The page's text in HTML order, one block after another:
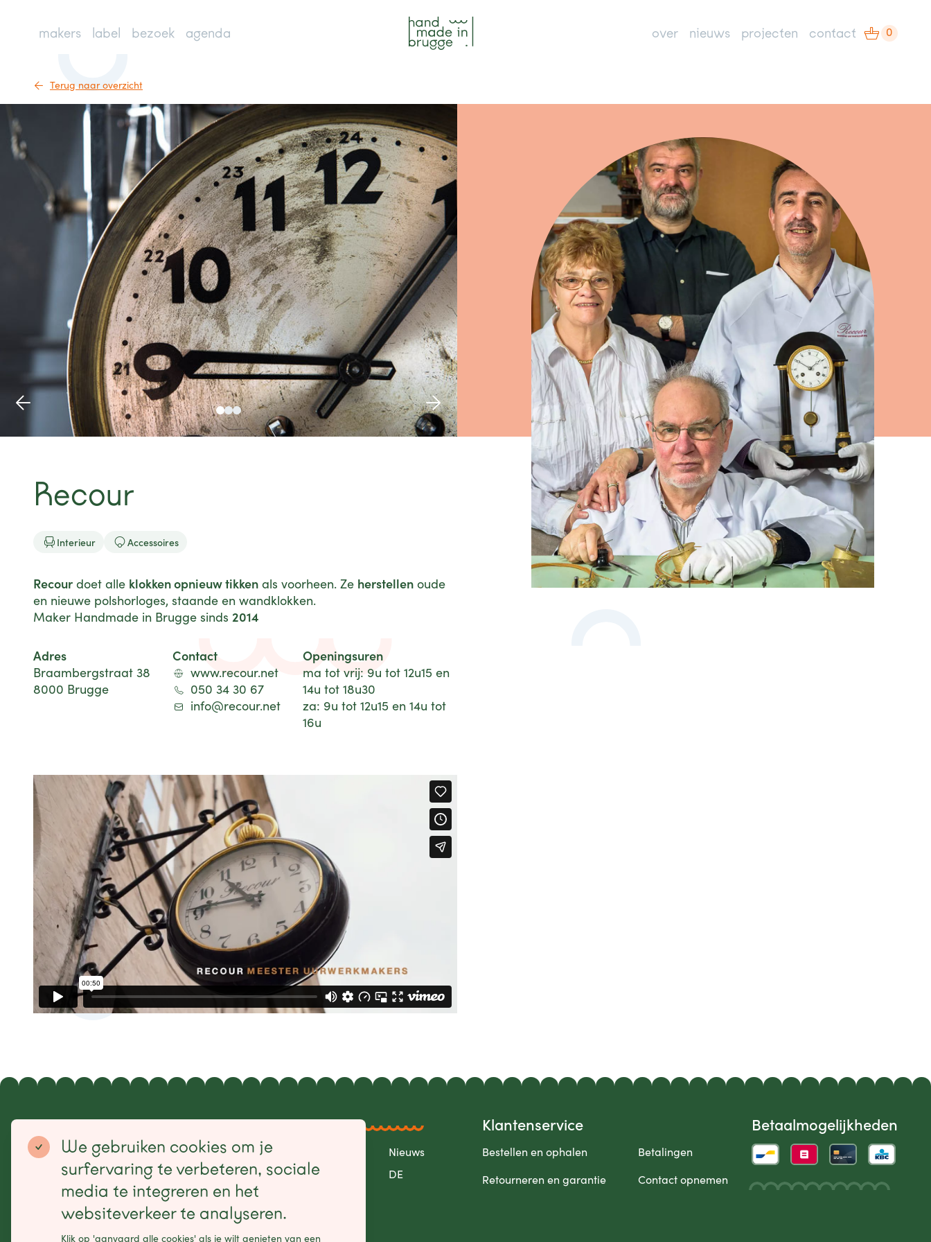
makers label bezoek agenda over nieuws projecten contact 0
Terug naar overzicht
Recour
 Interieur Accessoires
Recour doet alle klokken opnieuw tikken als voorheen. Ze herstellen oude
en nieuwe polshorloges, staande en wandklokken.
Maker Handmade in Brugge sinds 2014
Adres
Braambergstraat 38
8000 Brugge
Contact
www.recour.net
050 34 30 67
info@recour.net
Openingsuren
ma tot vrij: 9u tot 12u15 en
14u tot 18u30
za: 9u tot 12u15 en 14u tot
16u
Sitemap
Home Makers Label Agenda
Nieuws
Projecten
Contact Publicaties EN DE
Klantenservice
Bestellen en ophalen
Betalingen
Retourneren en garantie
Contact opnemen
Betaalmogelijkheden
We gebruiken cookies om je
surfervaring te verbeteren, sociale
media te integreren en het
websiteverkeer te analyseren.
Klik op 'aanvaard alle cookies' als je wilt genieten van een